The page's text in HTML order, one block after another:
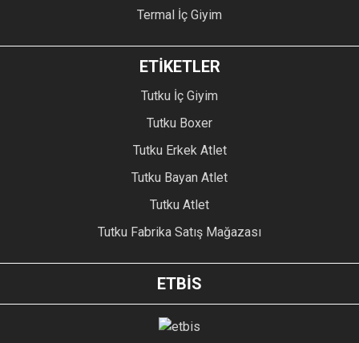
Termal İç Giyim
ETİKETLER
Tutku İç Giyim
Tutku Boxer
Tutku Erkek Atlet
Tutku Bayan Atlet
Tutku Atlet
Tutku Fabrika Satış Mağazası
ETBİS